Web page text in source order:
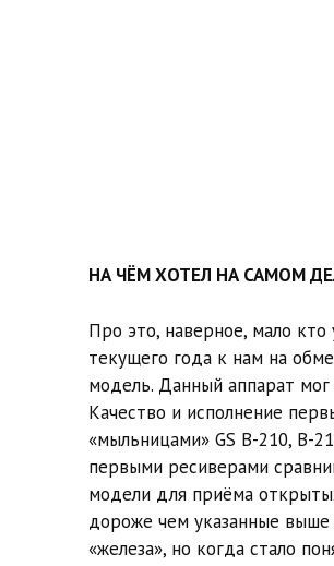
НА ЧЁМ ХОТЕЛ НА САМОМ
Про это, наверное, мало
текущего года к нам на
модель. Данный аппарат
Качество и исполнение
«мыльницами» GS B-210, B-
первыми ресиверами
модели для приёма
дороже чем указанные
«железа», но когда стало